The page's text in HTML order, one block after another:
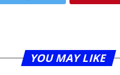
YOU MAY LIKE